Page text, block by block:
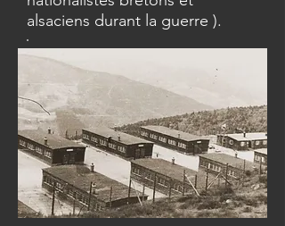
alsaciens durant la guerre ).